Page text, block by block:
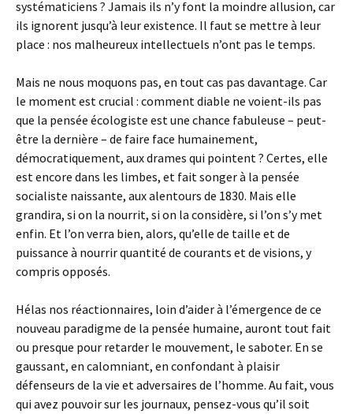
systématiciens ? Jamais ils n’y font la moindre allusion, car
ils ignorent jusqu’à leur existence. Il faut se mettre à leur
place : nos malheureux intellectuels n’ont pas le temps.
Mais ne nous moquons pas, en tout cas pas davantage. Car
le moment est crucial : comment diable ne voient-ils pas
que la pensée écologiste est une chance fabuleuse – peut-
être la dernière – de faire face humainement,
démocratiquement, aux drames qui pointent ? Certes, elle
est encore dans les limbes, et fait songer à la pensée
socialiste naissante, aux alentours de 1830. Mais elle
grandira, si on la nourrit, si on la considère, si l’on s’y met
enfin. Et l’on verra bien, alors, qu’elle de taille et de
puissance à nourrir quantité de courants et de visions, y
compris opposés.
Hélas nos réactionnaires, loin d’aider à l’émergence de ce
nouveau paradigme de la pensée humaine, auront tout fait
ou presque pour retarder le mouvement, le saboter. En se
gaussant, en calomniant, en confondant à plaisir
défenseurs de la vie et adversaires de l’homme. Au fait, vous
qui avez pouvoir sur les journaux, pensez-vous qu’il soit